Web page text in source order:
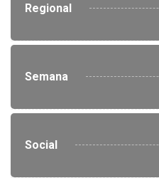
Regional
Semana
Social